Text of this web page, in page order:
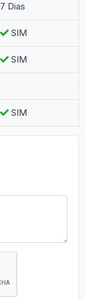
7 Dias
SIM
SIM
SIM